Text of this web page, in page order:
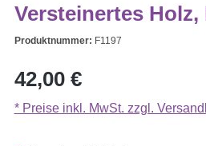
Versteinertes Holz,
Produktnummer: F1197
Regulärer Preis:
42,00 €
* Preise inkl. MwSt. zzgl.